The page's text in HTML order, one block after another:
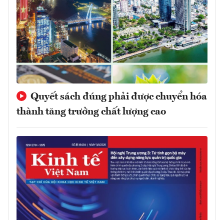
Quyết sách đúng phải được chuyển hóa
thành tăng trưởng chất lượng cao